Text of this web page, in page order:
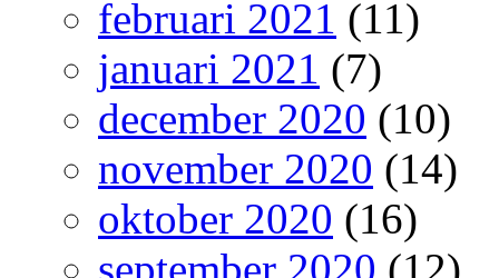
februari 2021 (11)
januari 2021 (7)
december 2020 (10)
november 2020 (14)
oktober 2020 (16)
september 2020 (12)